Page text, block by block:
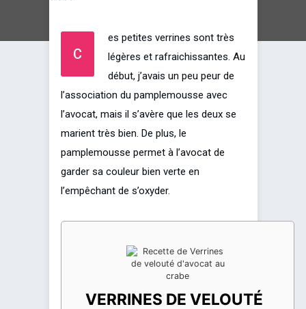
C
es petites verrines sont très
légères et rafraichissantes. Au
début, j’avais un peu peur de
l’association du pamplemousse avec
l’avocat, mais il s’avère que les deux se
marient très bien. De plus, le
pamplemousse permet à l’avocat de
garder sa couleur bien verte en
l’empêchant de s’oxyder.
VERRINES DE VELOUTÉ